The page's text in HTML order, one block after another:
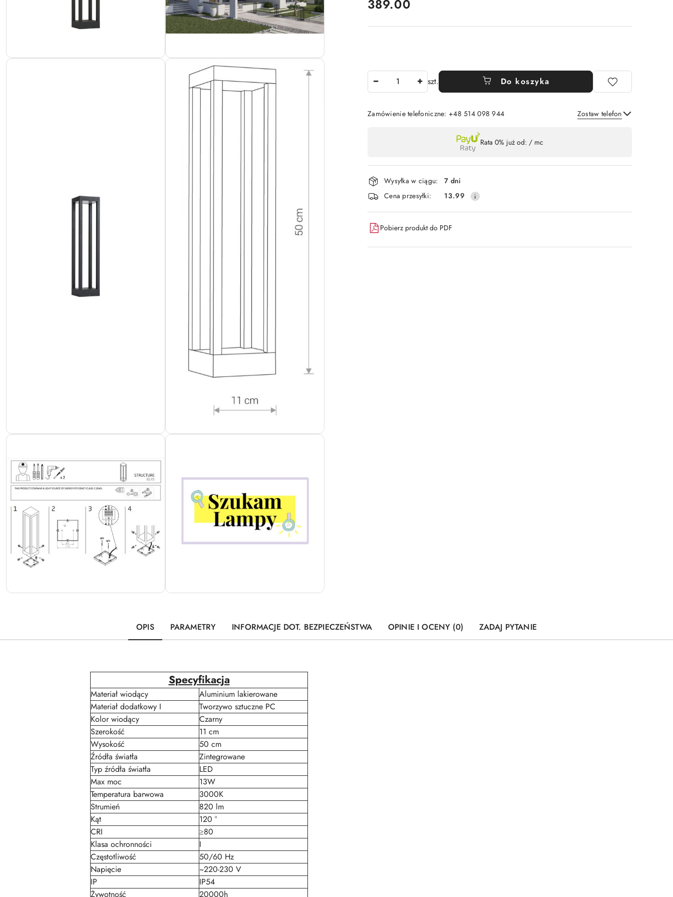
cena:
389.00
szt. Do koszyka
Zamówienie telefoniczne: +48 514 098 944 Zostaw telefon
płatność
i
dostawa
Rata 0% już od: / mc
Wysyłka w ciągu:
7 dni
Cena przesyłki:
13.99
Pobierz produkt do PDF
OPIS PARAMETRY INFORMACJE DOT. BEZPIECZEŃSTWA OPINIE I OCENY (0) ZADAJ PYTANIE
Specyfikacja
Materiał wiodący
Aluminium lakierowane
Materiał dodatkowy I
Tworzywo sztuczne PC
Kolor wiodący
Czarny
Szerokość
11 cm
Wysokość
50 cm
Źródła światła
Zintegrowane
Typ źródła światła
LED
Max moc
13W
Temperatura barwowa
3000K
Strumień
820 lm
Kąt
120 °
CRI
≥80
Klasa ochronności
I
Częstotliwość
50/60 Hz
Napięcie
~220-230 V
IP
IP54
Żywotność
20000h